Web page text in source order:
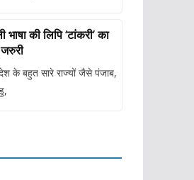
लिपि ‘टांकरी’ का
के बहुत सारे राज्यों जैसे पंजाब,